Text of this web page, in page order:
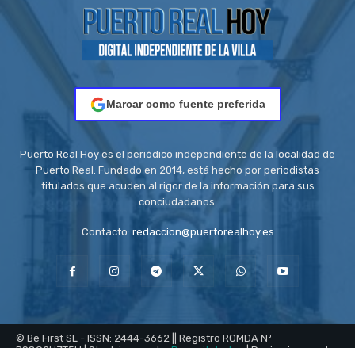
Marcar como fuente preferida
Puerto Real Hoy es el periódico independiente de la localidad de
Puerto Real. Fundado en 2014, está hecho por periodistas
titulados que acuden al rigor de la información para sus
conciudadanos.
Contacto: redaccion@puertorealhoy.es
© Be First SL - ISSN: 2444-3662 || Registro ROMDA Nº